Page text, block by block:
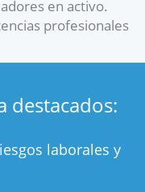
en activo.
profesionales
destacados:
laborales y